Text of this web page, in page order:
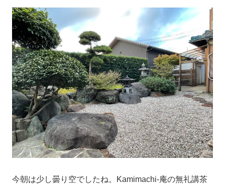
今朝は少し曇り空でしたね。Kamimachi-庵の無礼講茶